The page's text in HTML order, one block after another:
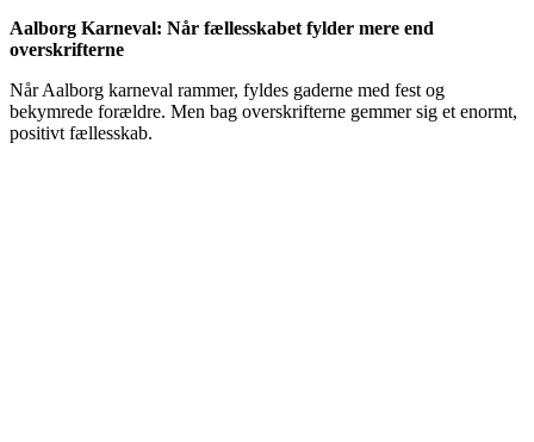
Aalborg Karneval: Når fællesskabet fylder mere end
overskrifterne
Når Aalborg karneval rammer, fyldes gaderne med fest og
bekymrede forældre. Men bag overskrifterne gemmer sig et enormt,
positivt fællesskab.